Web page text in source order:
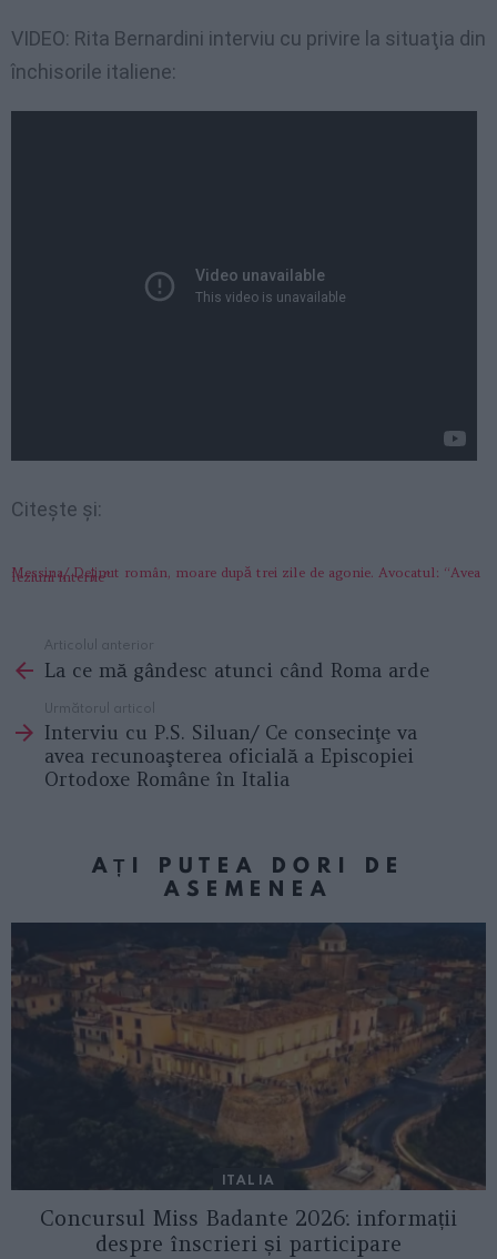
VIDEO: Rita Bernardini interviu cu privire la situaţia din
închisorile italiene:
Citeşte şi:
Messina/ Deţinut român, moare după trei zile de agonie. Avocatul: “Avea
leziuni interne”
more
Articolul anterior
La ce mă gândesc atunci când Roma arde
Următorul articol
Interviu cu P.S. Siluan/ Ce consecinţe va
avea recunoaşterea oficială a Episcopiei
Ortodoxe Române în Italia
AȚI PUTEA DORI DE
ASEMENEA
ITALIA
Concursul Miss Badante 2026: informații
despre înscrieri și participare